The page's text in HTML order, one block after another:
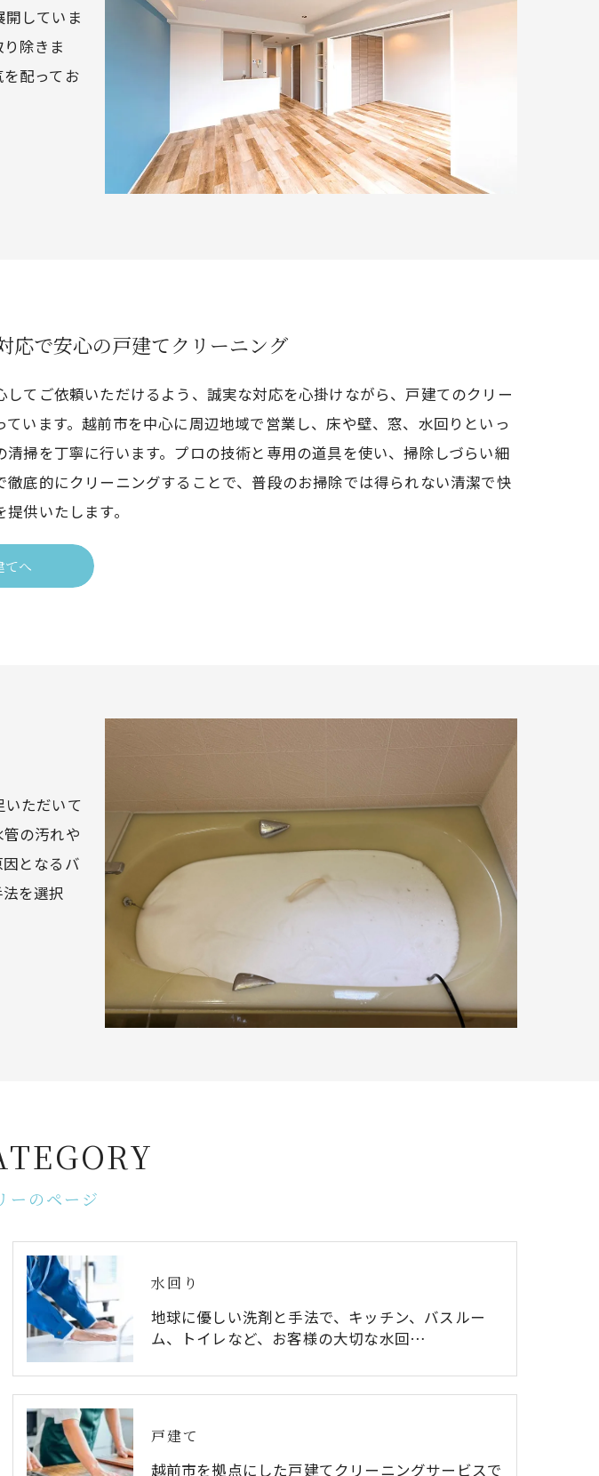
していま
除きま
配ってお
応で安心の戸建てクリーニング
してご依頼いただけるよう、誠実な対応を心掛けながら、戸建てのクリー
ています。越前市を中心に周辺地域で営業し、床や壁、窓、水回りといっ
清掃を丁寧に行います。プロの技術と専用の道具を使い、掃除しづらい細
徹底的にクリーニングすることで、普段のお掃除では得られない清潔で快
供いたします。
てへ
ただいて
の汚れや
となるバ
を選択
ーのページ
水回り
地球に優しい洗剤と手法で、キッチン、バスルー
ム、トイレなど、お客様の大切な水回…
戸建て
越前市を拠点にした戸建てクリーニングサービスで